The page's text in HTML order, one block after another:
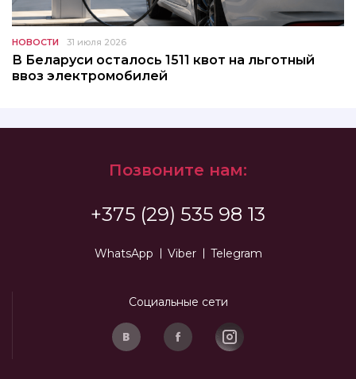
НОВОСТИ 31 июля 2026
В Беларуси осталось 1511 квот на льготный
ввоз электромобилей
Позвоните нам:
+375 (29) 535 98 13
WhatsApp Viber Telegram
Социальные сети